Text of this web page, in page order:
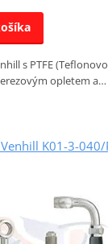
s PTFE
opletem a…
K01-3-040/